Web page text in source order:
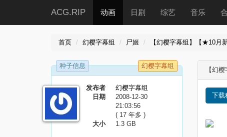
ACG.RIP 动画 日剧 综艺 音乐
首页 幻樱字幕组 尸姬 【幻樱字幕组】【★10月
种子信息 幻樱字幕组
发布者
幻樱字幕组
日期
2008-12-30
21:03:56
( 17 年多 )
大小
1.3 GB
【幻
下载